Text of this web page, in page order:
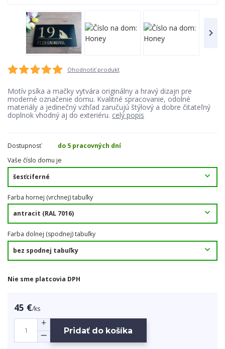
Ohodnotiť produkt
Motív psíka a mačky vytvára originálny a hravý dizajn pre
moderné označenie domu. Kvalitné spracovanie, odolné
materiály a jedinečný vzhľad zaručujú štýlový a dobre čitateľný
doplnok vhodný aj do exteriéru. celý popis
Dostupnosť
do 5 pracovných dní
Vaše číslo domu je
Farba hornej (vrchnej) tabuľky
Farba dolnej (spodnej) tabuľky
Nie sme platcovia DPH
45 €/ks
Pridať do košíka